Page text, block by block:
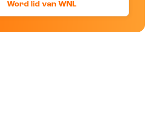
Word lid van WNL